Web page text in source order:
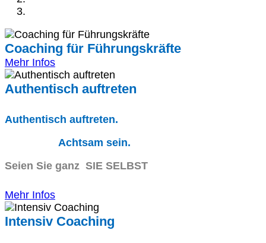
Coaching für Führungskräfte
Mehr Infos
Authentisch auftreten
Authentisch auftreten.
Achtsam sein.
Seien Sie ganz SIE SELBST
Mehr Infos
Intensiv Coaching